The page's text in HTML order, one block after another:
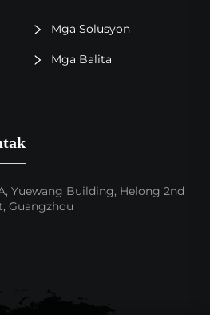
Mga Solusyon
Mga Balita
Yuewang Building, Helong 2nd
Guangzhou